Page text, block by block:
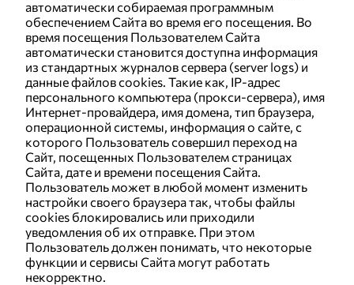
автоматически собираемая программным
обеспечением Сайта во время его посещения. Во
время посещения Пользователем Сайта
автоматически становится доступна информация
из стандартных журналов сервера (server logs) и
данные файлов cookies. Такие как, IP-адрес
персонального компьютера (прокси-сервера), имя
Интернет-провайдера, имя домена, тип браузера,
операционной системы, информация о сайте, с
которого Пользователь совершил переход на
Сайт, посещенных Пользователем страницах
Сайта, дате и времени посещения Сайта.
Пользователь может в любой момент изменить
настройки своего браузера так, чтобы файлы
cookies блокировались или приходили
уведомления об их отправке. При этом
Пользователь должен понимать, что некоторые
функции и сервисы Сайта могут работать
некорректно.